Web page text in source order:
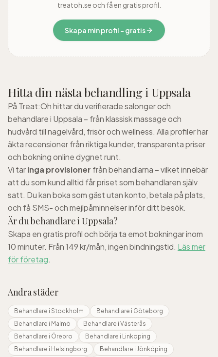
treatoh.se och få en gratis profil.
Skapa min profil – gratis
Hitta din nästa behandling i Uppsala
På Treat:Oh hittar du verifierade salonger och
behandlare i Uppsala – från klassisk massage och
hudvård till nagelvård, frisör och wellness. Alla profiler har
äkta recensioner från riktiga kunder, transparenta priser
och bokning online dygnet runt.
Vi taringa provisioner från behandlarna – vilket innebär
att du som kund alltid får priset som behandlaren själv
satt. Du kan boka som gäst utan konto, betala på plats,
och få SMS- och mejlpåminnelser inför ditt besök.
Är du behandlare i Uppsala?
Skapa en gratis profil och börja ta emot bokningar inom
10 minuter. Från 149 kr/mån, ingen bindningstid. Läs mer
för företag.
Andra städer
Behandlare i Stockholm Behandlare i Göteborg
Behandlare i Malmö Behandlare i Västerås
Behandlare i Örebro Behandlare i Linköping
Behandlare i Helsingborg Behandlare i Jönköping